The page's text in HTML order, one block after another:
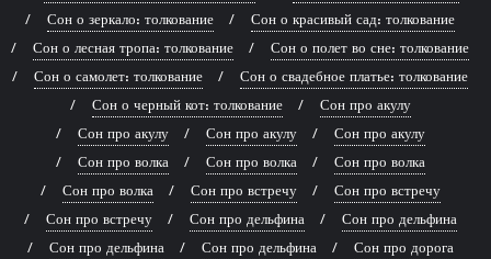
Сон о зеркало: толкование
Сон о красивый сад: толкование
Сон о лесная тропа: толкование
Сон о полет во сне: толкование
Сон о самолет: толкование
Сон о свадебное платье: толкование
Сон о черный кот: толкование
Сон про акулу
Сон про акулу
Сон про акулу
Сон про акулу
Сон про волка
Сон про волка
Сон про волка
Сон про волка
Сон про встречу
Сон про встречу
Сон про встречу
Сон про дельфина
Сон про дельфина
Сон про дельфина
Сон про дельфина
Сон про дорога